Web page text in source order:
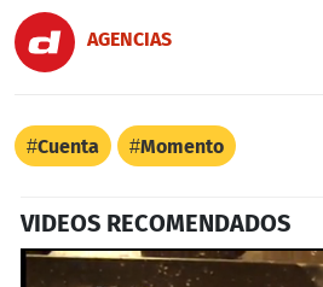
AGENCIAS
Cuenta Momento
VIDEOS RECOMENDADOS